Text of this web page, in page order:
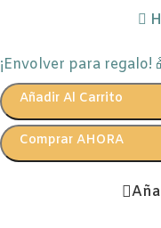
¡Envolver para regalo!
Añadir Al Carrito
Comprar AHORA